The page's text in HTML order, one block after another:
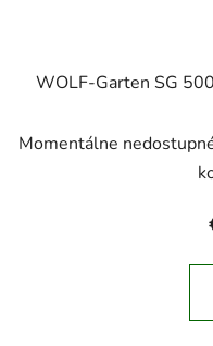
WOLF-Garten SG
Momentálne